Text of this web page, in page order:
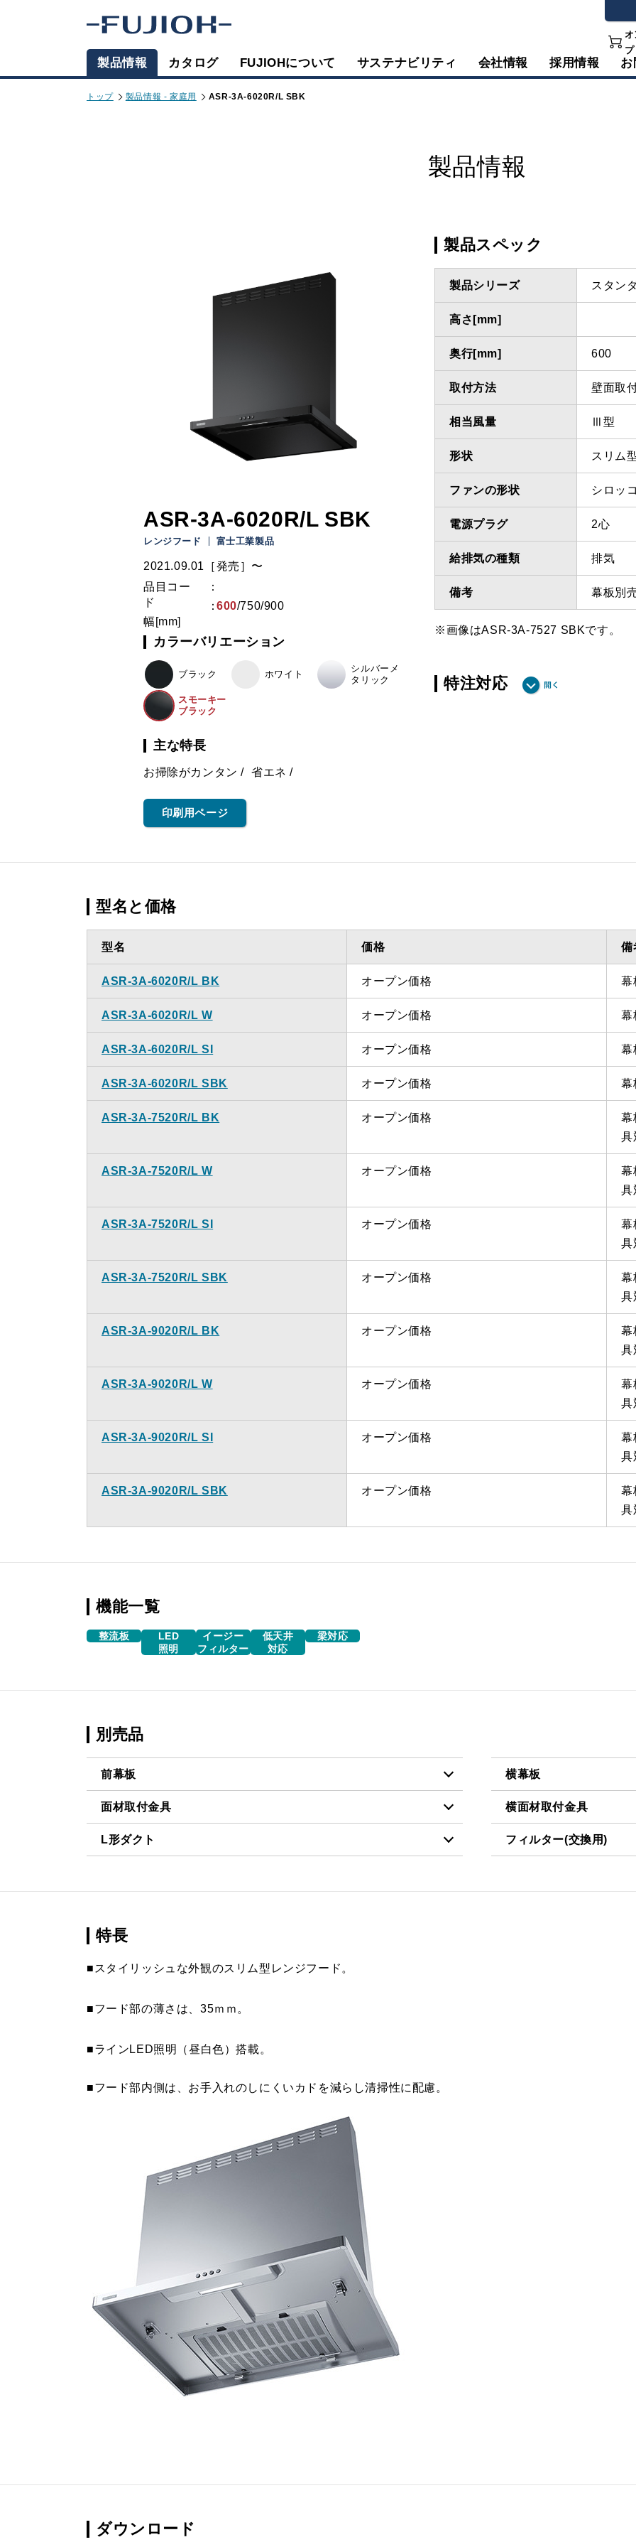
オ
プ
製品情報 カタログ FUJIOHについて サステナビリティ 会社情報 採用情報 お
トップ 製品情報 - 家庭用 ASR-3A-6020R/L SBK
製品情報
ASR-3A-6020R/L SBK
レンジフード 富士工業製品
2021.09.01［発売］〜
品目コー
ド
幅[mm]
600/750/900
カラーバリエーション
ブラック ホワイト
シルバーメ
タリック
スモーキー
ブラック
主な特長
お掃除がカンタン 省エネ
印刷用ページ
製品スペック
製品シリーズ スタン
高さ[mm]
奥行[mm] 600
取付方法 壁面取
相当風量 Ⅲ型
形状 スリム
ファンの形状 シロッコ
電源プラグ 2心
給排気の種類 排気
備考 幕板別
※画像はASR-3A-7527 SBKです。
特注対応
型名と価格
型名 価格 備
ASR-3A-6020R/L BK オープン価格 幕
ASR-3A-6020R/L W オープン価格 幕
ASR-3A-6020R/L SI オープン価格 幕
ASR-3A-6020R/L SBK オープン価格 幕
ASR-3A-7520R/L BK オープン価格
幕
具
ASR-3A-7520R/L W オープン価格
幕
具
ASR-3A-7520R/L SI オープン価格
幕
具
ASR-3A-7520R/L SBK オープン価格
幕
具
ASR-3A-9020R/L BK オープン価格
幕
具
ASR-3A-9020R/L W オープン価格
幕
具
ASR-3A-9020R/L SI オープン価格
幕
具
ASR-3A-9020R/L SBK オープン価格
幕
具
機能一覧
整流板
LED
照明
イージー
フィルター
低天井
対応
梁対応
別売品
前幕板
面材取付金具
MP-MTKU-90 BK ¥8,470（税抜価格 ￥7,700）
MP-MTKU-90 W ¥8,470（税抜価格 ￥7,700）
¥11,220（税抜価格 ￥10,200）
L形ダクト
横幕板
横面材取付金具
フィルター(交換用)
特長
■スタイリッシュな外観のスリム型レンジフード。
■フード部の薄さは、35ｍｍ。
■ラインLED照明（昼白色）搭載。
■フード部内側は、お手入れのしにくいカドを減らし清掃性に配慮。
ダウンロード